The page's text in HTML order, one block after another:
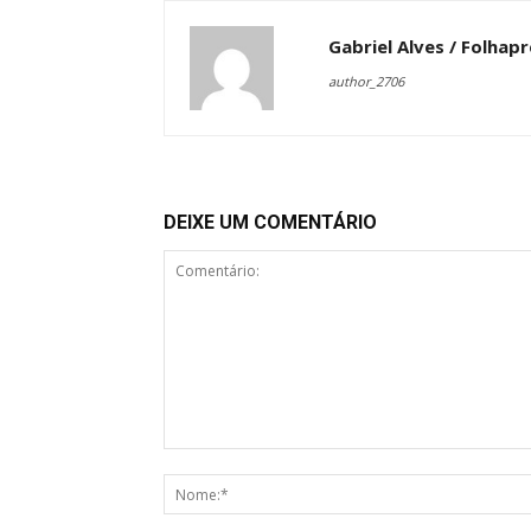
Gabriel Alves /
author_2706
DEIXE UM COMENTÁRIO